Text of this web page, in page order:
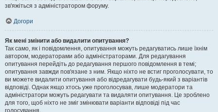
зв'яжіться з адміністратором форуму.
Догори
Як мені змінити або видалити опитування?
Так само, як і повідомлення, опитування можуть редагуватись лише їхнім
автором, модераторами або адміністраторами. Для редагування
опитування перейдіть до редагування першого повідомлення в темі;
опитування завжди пов'язане з ним. Якщо ніхто не встиг проголосувати, то
ви можете видалити опитування або відредагувати будь-який з варіантів
відповіді. Однак якщо хтось уже проголосував, лише модератори та
адміністратори можуть редагувати та видаляти опитування. Це зроблено
для того, щоб ніхто не зміг змінювати варіанти відповіді під час
голосування.